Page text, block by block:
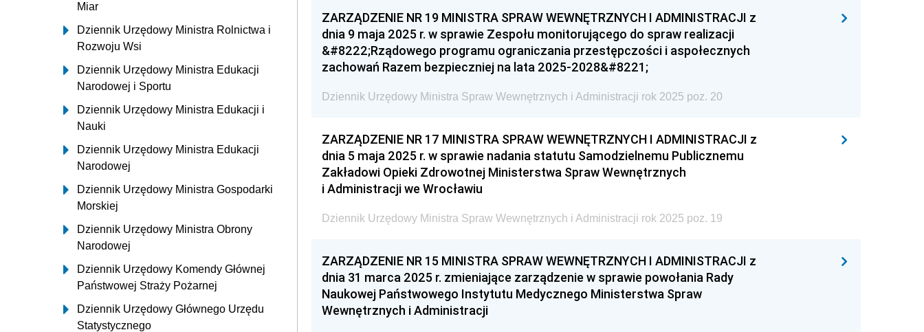
Miar
Dziennik Urzędowy Ministra Rolnictwa i
Rozwoju Wsi
Dziennik Urzędowy Ministra Edukacji
Narodowej i Sportu
Dziennik Urzędowy Ministra Edukacji i
Nauki
Dziennik Urzędowy Ministra Edukacji
Narodowej
Dziennik Urzędowy Ministra Gospodarki
Morskiej
Dziennik Urzędowy Ministra Obrony
Narodowej
Dziennik Urzędowy Komendy Głównej
Państwowej Straży Pożarnej
Dziennik Urzędowy Głównego Urzędu
Statystycznego
ZARZĄDZENIE NR 19 MINISTRA SPRAW WEWNĘTRZNYCH I ADMINISTRACJI z
dnia 9 maja 2025 r. w sprawie Zespołu monitorującego do spraw realizacji
&#8222;Rządowego programu ograniczania przestępczości i aspołecznych
zachowań Razem bezpieczniej na lata 2025-2028&#8221;
Dziennik Urzędowy Ministra Spraw Wewnętrznych i Administracji rok 2025 poz. 20
ZARZĄDZENIE NR 17 MINISTRA SPRAW WEWNĘTRZNYCH I ADMINISTRACJI z
dnia 5 maja 2025 r. w sprawie nadania statutu Samodzielnemu Publicznemu
Zakładowi Opieki Zdrowotnej Ministerstwa Spraw Wewnętrznych
i Administracji we Wrocławiu
Dziennik Urzędowy Ministra Spraw Wewnętrznych i Administracji rok 2025 poz. 19
ZARZĄDZENIE NR 15 MINISTRA SPRAW WEWNĘTRZNYCH I ADMINISTRACJI z
dnia 31 marca 2025 r. zmieniające zarządzenie w sprawie powołania Rady
Naukowej Państwowego Instytutu Medycznego Ministerstwa Spraw
Wewnętrznych i Administracji